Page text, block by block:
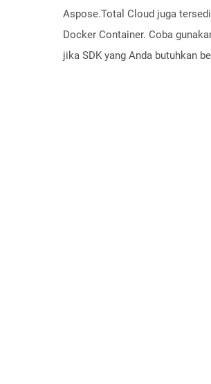
Aspose.Total Cloud juga
Docker Container. Coba
jika SDK yang Anda butuhkan